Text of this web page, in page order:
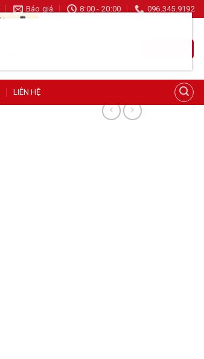
Báo giá 8:00 - 20:00 096.345.9192
LIÊN HỆ